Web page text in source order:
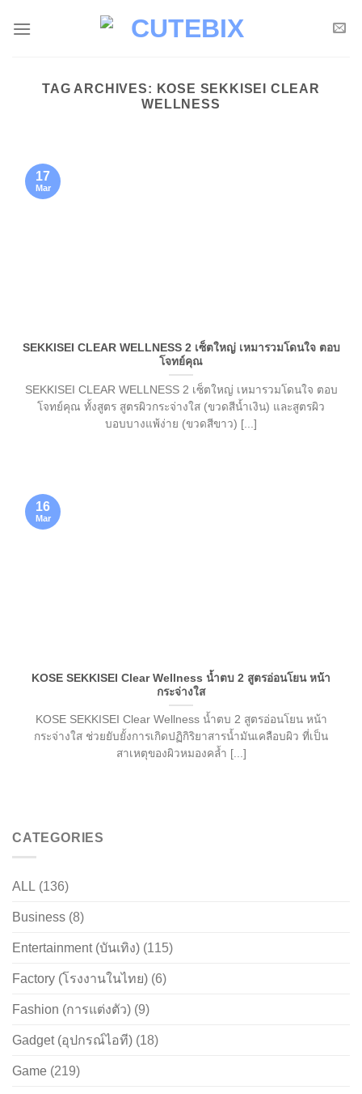
TAG ARCHIVES: KOSE SEKKISEI CLEAR
WELLNESS
SEKKISEI CLEAR WELLNESS 2 เซ็ตใหญ่ เหมารวมโดนใจ ตอบ
โจทย์คุณ
SEKKISEI CLEAR WELLNESS 2 เซ็ตใหญ่ เหมารวมโดนใจ ตอบ
โจทย์คุณ ทั้งสูตร สูตรผิวกระจ่างใส (ขวดสีน้ำเงิน) และสูตรผิว
บอบบางแพ้ง่าย (ขวดสีขาว) [...]
17
Mar
KOSE SEKKISEI Clear Wellness น้ำตบ 2 สูตรอ่อนโยน หน้า
กระจ่างใส
KOSE SEKKISEI Clear Wellness น้ำตบ 2 สูตรอ่อนโยน หน้า
กระจ่างใส ช่วยยับยั้งการเกิดปฏิกิริยาสารน้ำมันเคลือบผิว ที่เป็น
สาเหตุของผิวหมองคล้ำ [...]
16
Mar
CATEGORIES
ALL (136)
Business (8)
Entertainment (บันเทิง) (115)
Factory (โรงงานในไทย) (6)
Fashion (การแต่งตัว) (9)
Gadget (อุปกรณ์ไอที) (18)
Game (219)